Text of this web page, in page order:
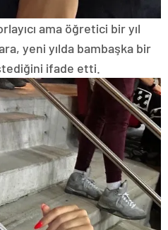
ama öğretici bir yıl
yeni yılda bambaşka bir
ifade etti.